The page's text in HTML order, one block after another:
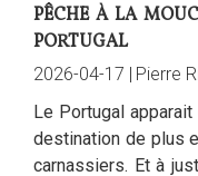
PÊCHE À LA
PORTUGAL
2026-04-17 |
Pierre
Le Portugal
destination de plus
carnassiers. Et à